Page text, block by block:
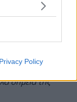
Privacy Policy
όριο
και τα
μπορούσε να
σημεία της